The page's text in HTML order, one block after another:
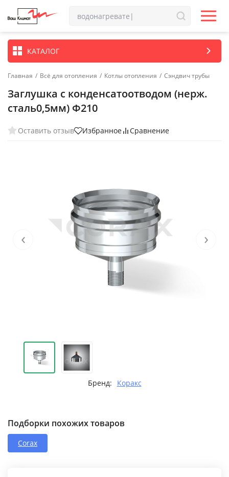
КАТАЛОГ
Главная / Всё для отопления / Котлы отопления / Сэндвич трубы
Заглушка с конденсатоотводом (нерж.
сталь0,5мм) Ф210
Оставить отзыв Избранное Сравнение
‹ ›
Бренд: Коракс
Подборки похожих товаров
Corax